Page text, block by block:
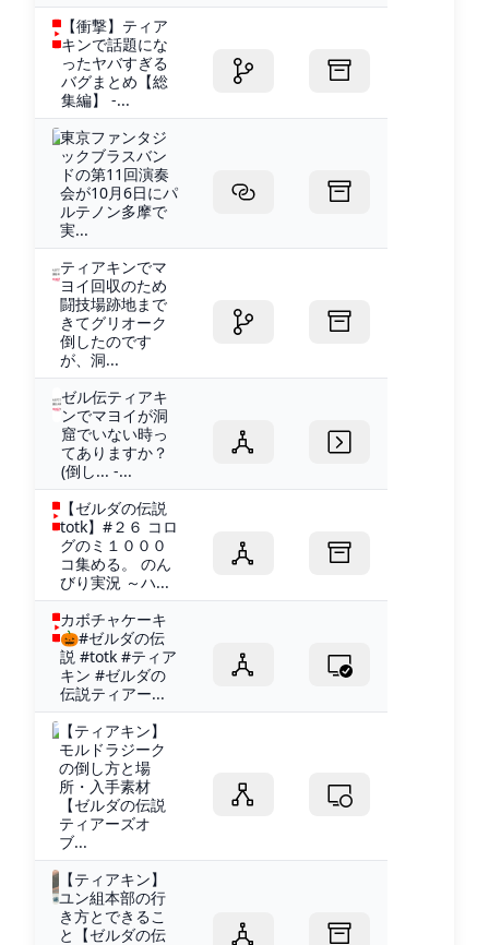
【衝撃】ティア
キンで話題にな
ったヤバすぎる
バグまとめ【総
集編】 -...
東京ファンタジ
ックブラスバン
ドの第11回演奏
会が10月6日にパ
ルテノン多摩で
実...
ティアキンでマ
ヨイ回収のため
闘技場跡地まで
きてグリオーク
倒したのです
が、洞...
ゼル伝ティアキ
ンでマヨイが洞
窟でいない時っ
てありますか？
(倒し... -...
【ゼルダの伝説
totk】#２６ コロ
グのミ１０００
コ集める。 のん
びり実況 ～ハ...
カボチャケーキ
🎃#ゼルダの伝
説 #totk #ティア
キン #ゼルダの
伝説ティアー...
【ティアキン】
モルドラジーク
の倒し方と場
所・入手素材
【ゼルダの伝説
ティアーズオ
ブ...
【ティアキン】
ユン組本部の行
き方とできるこ
と【ゼルダの伝